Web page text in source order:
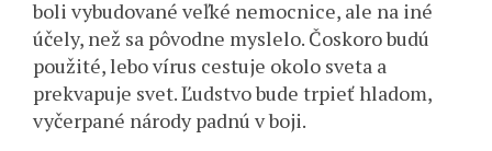
boli vybudované veľké nemocnice, ale na iné
účely, než sa pôvodne myslelo. Čoskoro budú
použité, lebo vírus cestuje okolo sveta a
prekvapuje svet. Ľudstvo bude trpieť hladom,
vyčerpané národy padnú v boji.